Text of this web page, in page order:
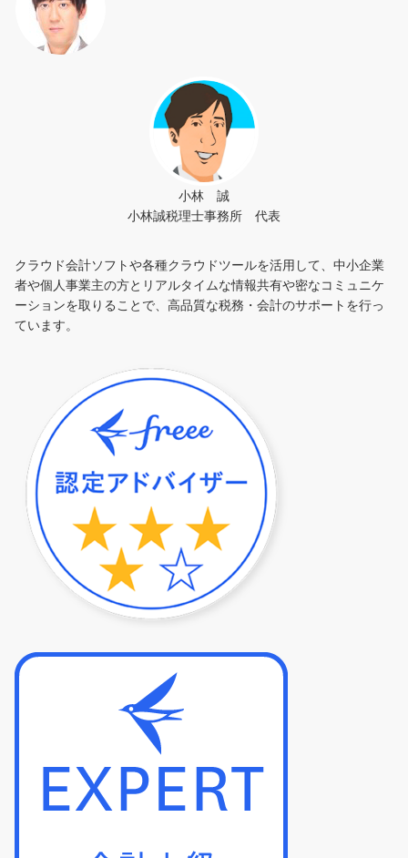
小林 誠
小林誠税理士事務所 代表
クラウド会計ソフトや各種クラウドツールを活用して、中小企業
者や個人事業主の方とリアルタイムな情報共有や密なコミュニケ
ーションを取りることで、高品質な税務・会計のサポートを行っ
ています。